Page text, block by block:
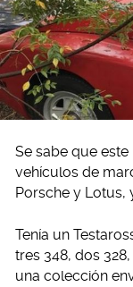
Se sabe que
vehículos de
Porsche y Lotus,
Tenía un
tres 348, dos
una colección